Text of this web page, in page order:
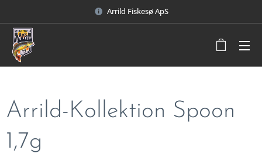
Arrild Fiskesø ApS
Arrild-Kollektion Spoon
1,7g